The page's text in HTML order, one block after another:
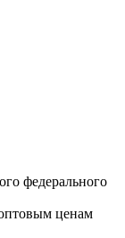
федерального
ценам